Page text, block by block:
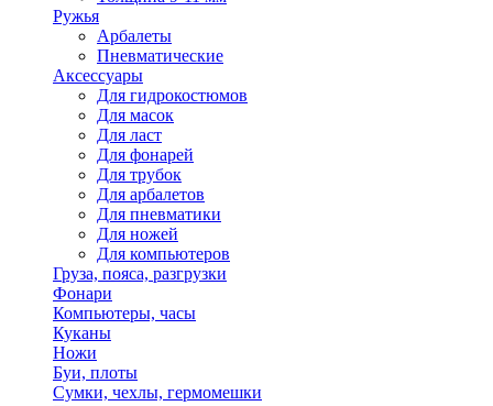
Ружья
Арбалеты
Пневматические
Аксессуары
Для гидрокостюмов
Для масок
Для ласт
Для фонарей
Для трубок
Для арбалетов
Для пневматики
Для ножей
Для компьютеров
Груза, пояса, разгрузки
Фонари
Компьютеры, часы
Куканы
Ножи
Буи, плоты
Сумки, чехлы, гермомешки